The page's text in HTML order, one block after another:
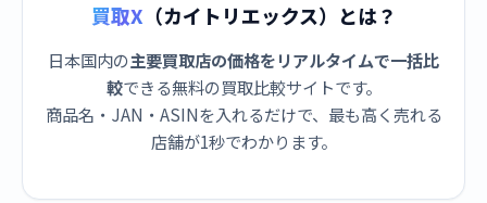
買取X （カイトリエックス）とは？
日本国内の主要買取店の価格をリアルタイムで一括比
較できる無料の買取比較サイトです。
商品名・JAN・ASINを入れるだけで、最も高く売れる
店舗が1秒でわかります。